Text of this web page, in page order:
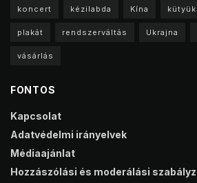
koncert kézilabda Kína kütyük
plakát rendszerváltás Ukrajna
vásárlás
FONTOS
Kapcsolat
Adatvédelmi irányelvek
Médiaajánlat
Hozzászólási és moderálási